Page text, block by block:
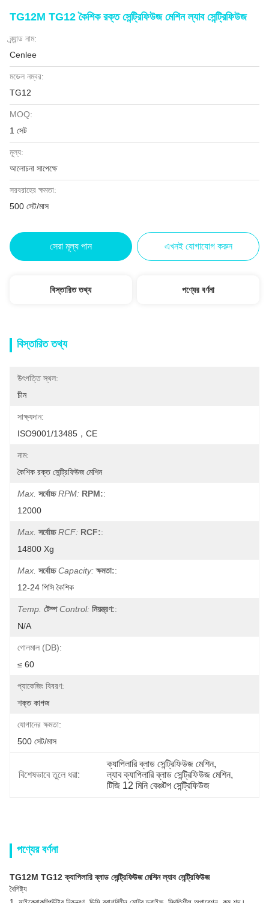
TG12M TG12 কৈশিক রক্ত ​​সেন্ট্রিফিউজ মেশিন ল্যাব সেন্ট্রিফিউজ
ব্র্যান্ড নাম:
Cenlee
মডেল নম্বর:
TG12
MOQ:
1 সেট
মূল্য:
আলোচনা সাপেক্ষে
সরবরাহের ক্ষমতা:
500 সেট/মাস
সেরা মূল্য পান এখনই যোগাযোগ করুন
বিস্তারিত তথ্য পণ্যের বর্ণনা
বিস্তারিত তথ্য
উৎপত্তি স্থল:
চীন
সাক্ষ্যদান:
ISO9001/13485，CE
নাম:
কৈশিক রক্ত ​​সেন্ট্রিফিউজ মেশিন
Max. সর্বোচ্চ RPM: RPM::
12000
Max. সর্বোচ্চ RCF: RCF::
14800 Xg
Max. সর্বোচ্চ Capacity: ক্ষমতা::
12-24 পিসি কৈশিক
Temp. টেম্প Control: নিয়ন্ত্রণ::
N/A
গোলমাল (dB):
≤ 60
প্যাকেজিং বিবরণ:
শক্ত কাগজ
যোগানের ক্ষমতা:
500 সেট/মাস
বিশেষভাবে তুলে ধরা:
ক্যাপিলারি ব্লাড সেন্ট্রিফিউজ মেশিন,
ল্যাব ক্যাপিলারি ব্লাড সেন্ট্রিফিউজ মেশিন,
টিজি 12 মিনি বেঞ্চটপ সেন্ট্রিফিউজ
পণ্যের বর্ণনা
TG12M TG12 ক্যাপিলারি ব্লাড সেন্ট্রিফিউজ মেশিন ল্যাব সেন্ট্রিফিউজ
বৈশিষ্ট্য